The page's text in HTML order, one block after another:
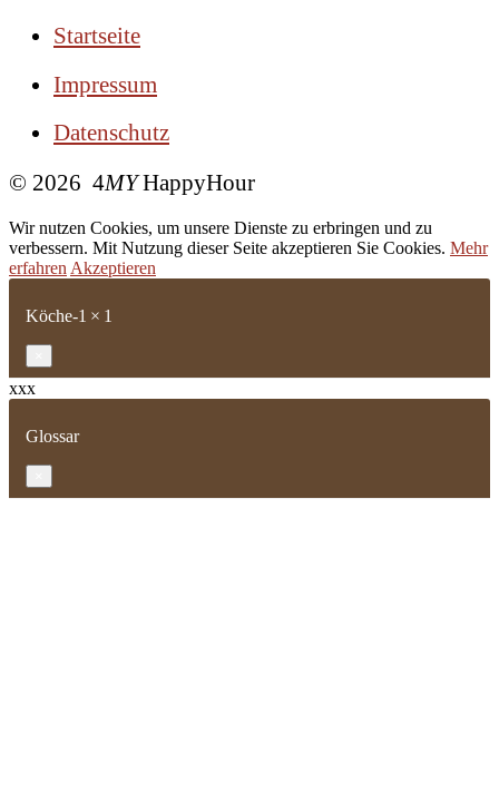
Startseite
Impressum
Datenschutz
© 2026 4MYHappyHour
Wir nutzen Cookies, um unsere Dienste zu erbringen und zu
verbessern. Mit Nutzung dieser Seite akzeptieren Sie Cookies. Mehr
erfahrenAkzeptieren
Köche-1 × 1
xxx
Glossar